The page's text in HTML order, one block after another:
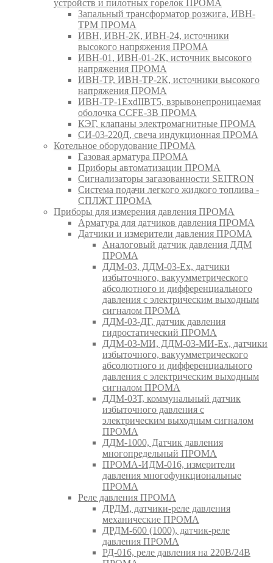
устройств и пилотных горелок ПРОМА
Запальный трансформатор розжига, ИВН-
ТРМ ПРОМА
ИВН, ИВН-2К, ИВН-24, источники
высокого напряжения ПРОМА
ИВН-01, ИВН-01-2К, источник высокого
напряжения ПРОМА
ИВН-ТР, ИВН-ТР-2К, источники высокого
напряжения ПРОМА
ИВН-ТР-1ExdIIBT5, взрывонепроницаемая
оболочка CCFE-3B ПРОМА
КЭГ, клапаны электромагнитные ПРОМА
СИ-03-220Д, свеча индукционная ПРОМА
Котельное оборудование ПРОМА
Газовая арматура ПРОМА
Приборы автоматизации ПРОМА
Сигнализаторы загазованности SEITRON
Система подачи легкого жидкого топлива -
СПЛЖТ ПРОМА
Приборы для измерения давления ПРОМА
Арматура для датчиков давления ПРОМА
Датчики и измерители давления ПРОМА
Аналоговый датчик давления ДДМ
ПРОМА
ДДМ-03, ДДМ-03-Ех, датчики
избыточного, вакуумметрического
абсолютного и дифференциального
давления с электрическим выходным
сигналом ПРОМА
ДДМ-03-ДГ, датчик давления
гидростатический ПРОМА
ДДМ-03-МИ, ДДМ-03-МИ-Ех, датчики
избыточного, вакуумметрического
абсолютного и дифференциального
давления с электрическим выходным
сигналом ПРОМА
ДДМ-03Т, коммунальный датчик
избыточного давления с
электрическим выходным сигналом
ПРОМА
ДДМ-1000, Датчик давления
многопредельный ПРОМА
ПРОМА-ИДМ-016, измерители
давления многофункциональные
ПРОМА
Реле давления ПРОМА
ДРДМ, датчики-реле давления
механические ПРОМА
ДРДМ-600 (1000), датчик-реле
давления ПРОМА
РД-016, реле давления на 220В/24В